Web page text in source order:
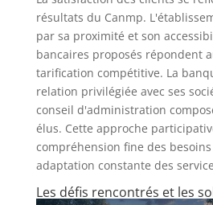
résultats du Canmp.
par sa proximité et son
bancaires proposés répondent
tarification compétitive. La
relation privilégiée avec ses
conseil d'administration
élus. Cette approche
compréhension fine des
adaptation constante des
Les défis rencontrés et les